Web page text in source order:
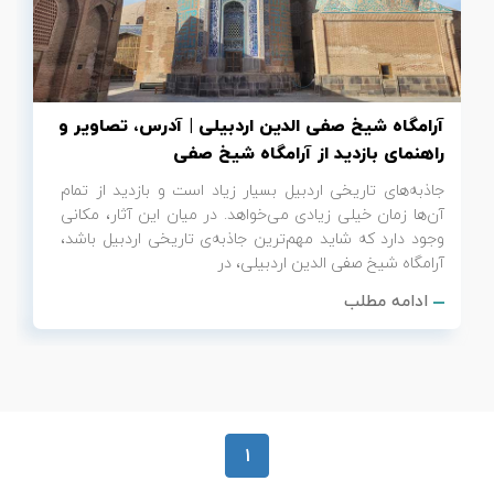
آرامگاه شیخ صفی الدین اردبیلی | آدرس، تصاویر و
راهنمای بازدید از آرامگاه شیخ صفی
جاذبه‌های تاریخی اردبیل بسیار زیاد است و بازدید از تمام
آن‌ها زمان خیلی زیادی می‌خواهد. در میان این آثار، مکانی
وجود دارد که شاید مهم‌ترین جاذبه‌ی تاریخی اردبیل باشد،
آرامگاه شیخ صفی الدین اردبیلی، در
ادامه مطلب
1
تور سوباتان
تور چابهار
تور مرداب هسل
تور کاشان
تور اصفهان